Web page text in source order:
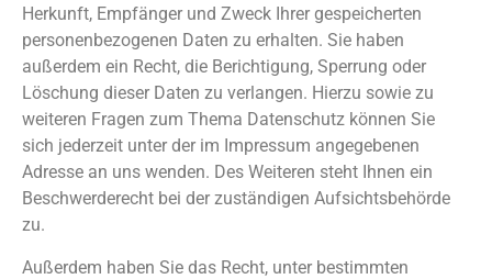
Herkunft, Empfänger und Zweck Ihrer gespeicherten
personenbezogenen Daten zu erhalten. Sie haben
außerdem ein Recht, die Berichtigung, Sperrung oder
Löschung dieser Daten zu verlangen. Hierzu sowie zu
weiteren Fragen zum Thema Datenschutz können Sie
sich jederzeit unter der im Impressum angegebenen
Adresse an uns wenden. Des Weiteren steht Ihnen ein
Beschwerderecht bei der zuständigen Aufsichtsbehörde
zu.
Außerdem haben Sie das Recht, unter bestimmten